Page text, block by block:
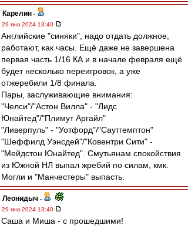
Карелин -
29 янв 2024 13:40
Английские "синяки", надо отдать должное,
работают, как часы. Ещё даже не завершена
первая часть 1/16 КА и в начале февраля ещё
будет несколько переигровок, а уже
отжеребили 1/8 финала.
Пары, заслуживающие внимания:
"Челси"/"Астон Вилла" - "Лидс
Юнайтед"/"Плимут Аргайл"
"Ливерпуль" - "Уотфорд"/"Саутгемптон"
"Шеффилд Уэнсдей"/"Ковентри Сити" -
"Мейдстон Юнайтед". Смутьянам спокойствия
из Южной НЛ выпал жребий по силам, кмк.
Могли и "Манчестеры" выпасть.
Леонидыч -
29 янв 2024 13:40
Саша и Миша - с прошедшими!